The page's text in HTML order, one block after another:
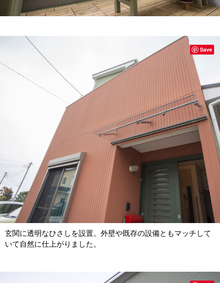
玄関に透明なひさしを設置。外壁や既存の設備ともマッチして
いて自然に仕上がりました。
Save